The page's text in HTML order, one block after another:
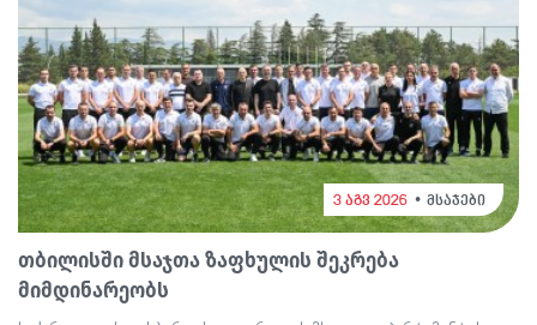
3 აგვ 2026 მსაჯები
თბილისში მსაჯთა ზაფხულის შეკრება
მიმდინარეობს